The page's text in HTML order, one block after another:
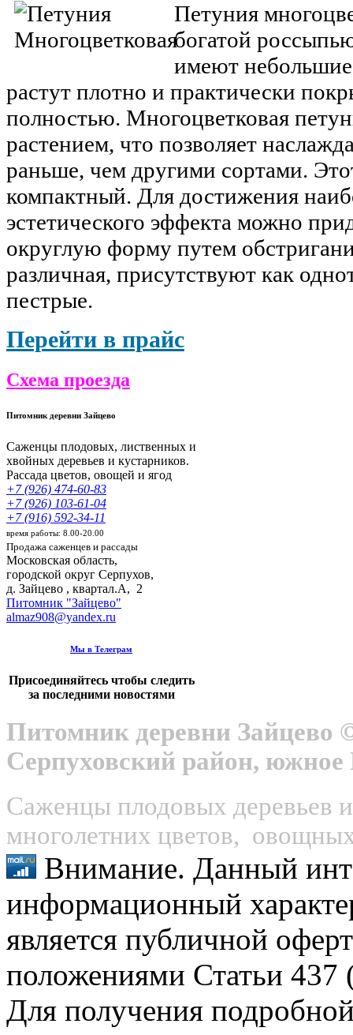
Петуния
богатой
имеют
растут плотно и практически
полностью. Многоцветковая
растением, что позволяет
раньше, чем другими сортами.
компактный. Для достижения
эстетического эффекта можно
округлую форму путем
различная, присутствуют как
пестрые.
Перейти в прайс
Схема проезда
Питомник деревни Зайцево
Саженцы плодовых, лиственных и
хвойных деревьев и кустарников.
Рассада цветов, овощей и ягод
+7 (926) 474-60-83
+7 (926) 103-61-04
+7 (916) 592-34-11
время работы: 8.00-20.00
Продажа саженцев и рассады
Московская область,
городской округ Серпухов,
д. Зайцево , квартал.А, 2
Питомник "Зайцево"
almaz908@yandex.ru
Мы в Телеграм
Присоединяйтесь чтобы следить
за последними новостями
Питомник деревни Зайцево
Серпуховский район, южное
Саженцы плодовых деревьев
многолетних цветов,
Внимание. Данный
информационный
является публичной
положениями Статьи 437
Для получения